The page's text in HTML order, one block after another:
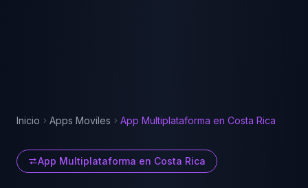
Inicio Apps Moviles App Multiplataforma en Costa Rica
App Multiplataforma en Costa Rica